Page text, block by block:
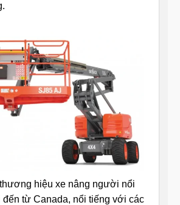
hiệu xe nâng người nổi
từ Canada, nổi tiếng với các